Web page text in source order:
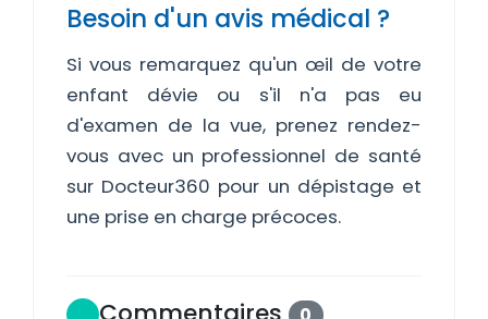
Besoin d'un avis médical ?
Si vous remarquez qu'un œil de votre
enfant dévie ou s'il n'a pas eu
d'examen de la vue, prenez rendez-
vous avec un professionnel de santé
sur Docteur360 pour un dépistage et
une prise en charge précoces.